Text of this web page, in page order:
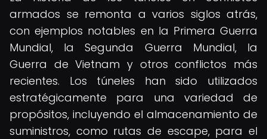
armados se remonta a varios siglos atrás,
con ejemplos notables en la Primera Guerra
Mundial, la Segunda Guerra Mundial, la
Guerra de Vietnam y otros conflictos más
recientes. Los túneles han sido utilizados
estratégicamente para una variedad de
propósitos, incluyendo el almacenamiento de
suministros, como rutas de escape, para el